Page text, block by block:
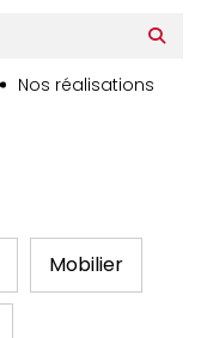
Nos réalisations
Mobilier